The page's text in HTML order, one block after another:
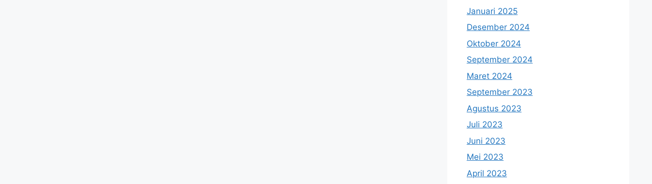
Januari 2025
Desember 2024
Oktober 2024
September 2024
Maret 2024
September 2023
Agustus 2023
Juli 2023
Juni 2023
Mei 2023
April 2023